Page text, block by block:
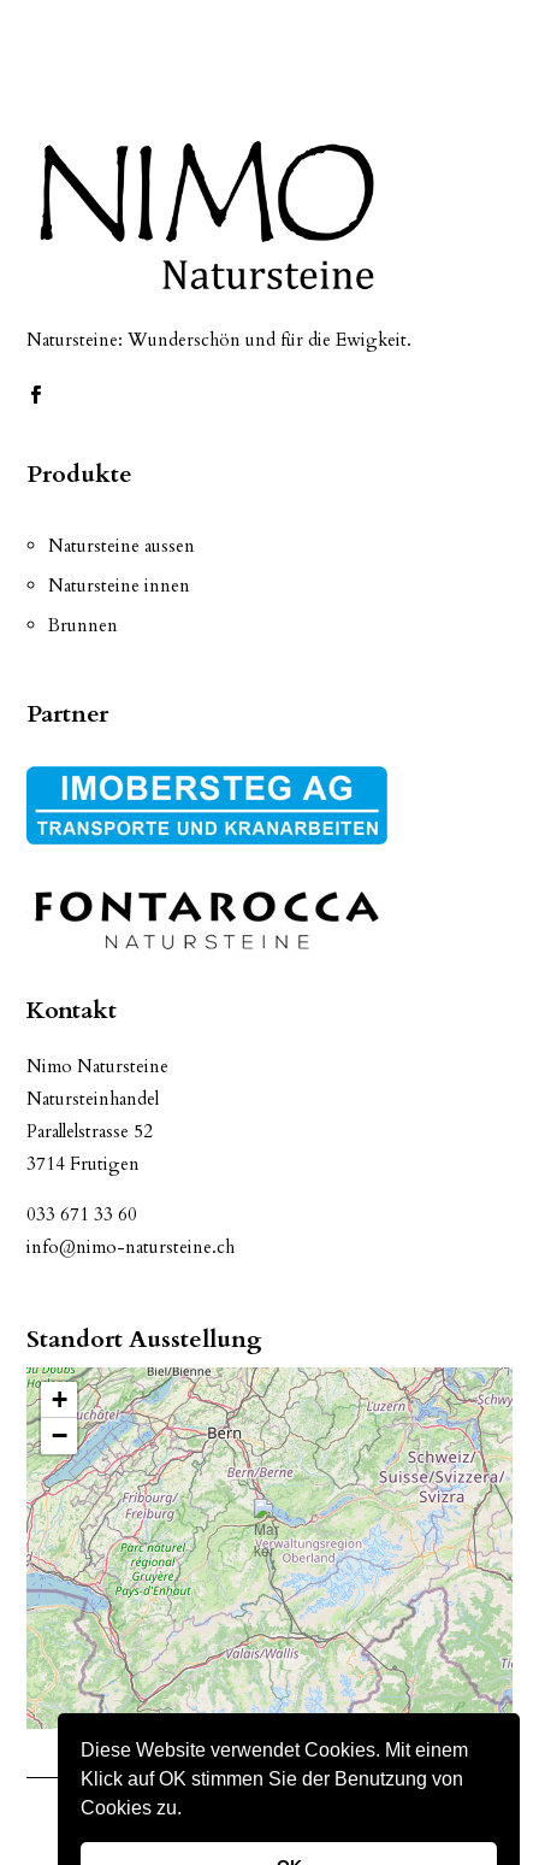
Diese Website verwendet Cookies. Mit einem
Klick auf OK stimmen Sie der Benutzung von
Cookies zu.
Natursteine: Wunderschön und für die Ewigkeit.
Produkte
Natursteine aussen
Natursteine innen
Brunnen
Partner
Kontakt
Nimo Natursteine
Natursteinhandel
Parallelstrasse 52
3714 Frutigen
033 671 33 60
info@nimo-natursteine.ch
Standort Ausstellung
+
−